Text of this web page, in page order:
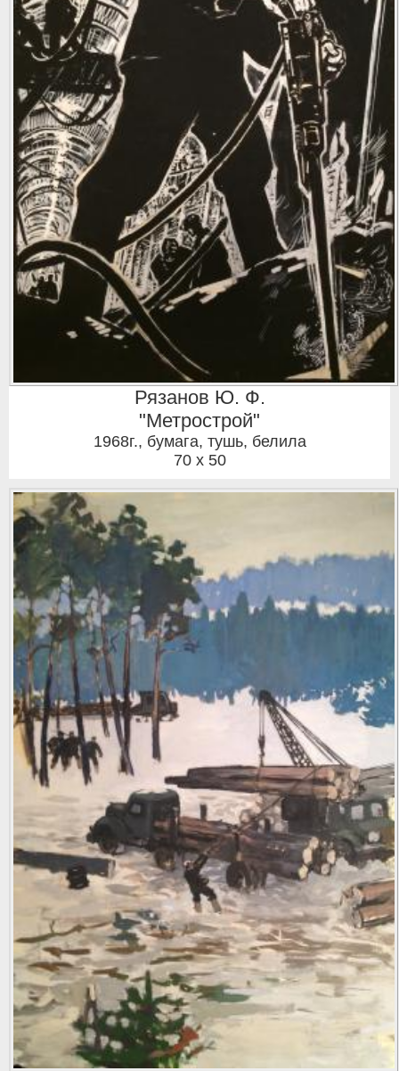
Рязанов Ю. Ф.
"Метрострой"
1968г., бумага, тушь, белила
70 x 50